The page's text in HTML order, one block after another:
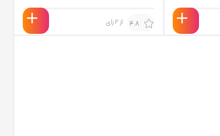
4.8 از 2 رای